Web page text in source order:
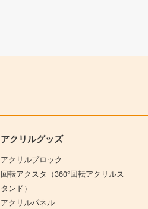
アクリルグッズ
アクリルブロック
回転アクスタ（360°回転アクリルス
タンド）
アクリルパネル